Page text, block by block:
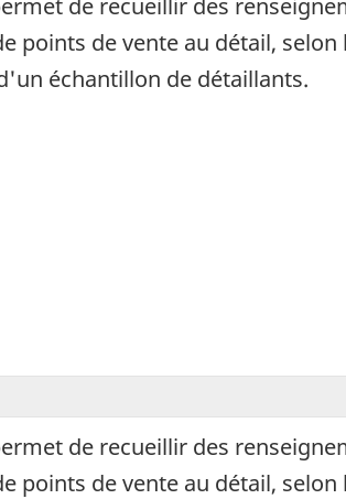
de recueillir des
points de vente au détail,
échantillon de détaillants.
de recueillir des
points de vente au détail,